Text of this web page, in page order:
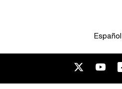
Español